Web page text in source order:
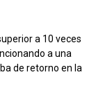
a 10 veces
a una
de retorno en la